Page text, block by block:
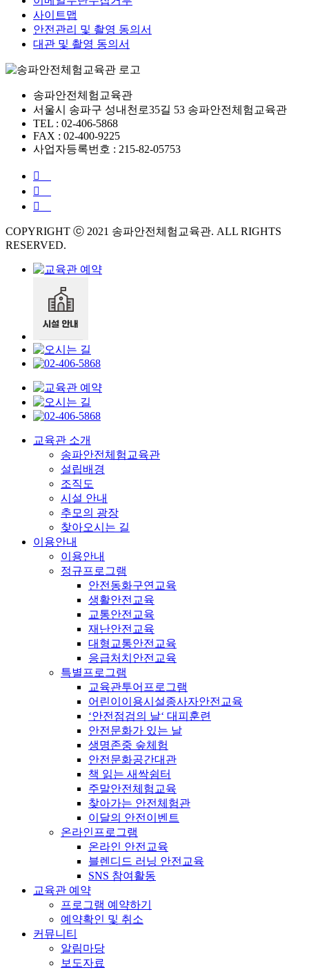
사이트맵
안전관리 및 촬영 동의서
대관 및 촬영 동의서
송파안전체험교육관
서울시 송파구 성내천로35길 53 송파안전체험교육관
TEL : 02-406-5868
FAX : 02-400-9225
사업자등록번호 : 215-82-05753
COPYRIGHT ⓒ 2021 송파안전체험교육관. ALL RIGHTS
RESERVED.
교육관 소개
송파안전체험교육관
설립배경
조직도
시설 안내
추모의 광장
찾아오시는 길
이용안내
이용안내
정규프로그램
안전동화구연교육
생활안전교육
교통안전교육
재난안전교육
대형교통안전교육
응급처치안전교육
특별프로그램
교육관투어프로그램
어린이이용시설종사자안전교육
‘안전점검의 날‘ 대피훈련
안전문화가 있는 날
생명존중 숲체험
안전문화공간대관
책 읽는 새싹쉼터
주말안전체험교육
찾아가는 안전체험관
이달의 안전이벤트
온라인프로그램
온라인 안전교육
블렌디드 러닝 안전교육
SNS 참여활동
교육관 예약
프로그램 예약하기
예약확인 및 취소
커뮤니티
알림마당
보도자료